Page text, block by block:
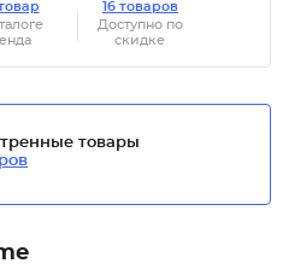
16 товаров
Доступно по
скидке
товары